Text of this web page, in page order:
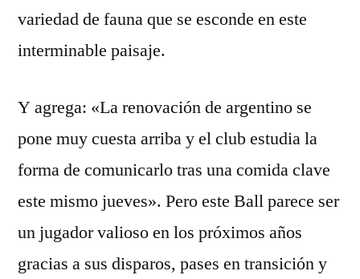
variedad de fauna que se esconde en este
interminable paisaje.
Y agrega: «La renovación de argentino se
pone muy cuesta arriba y el club estudia la
forma de comunicarlo tras una comida clave
este mismo jueves». Pero este Ball parece ser
un jugador valioso en los próximos años
gracias a sus disparos, pases en transición y